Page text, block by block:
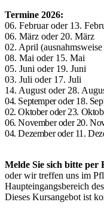
Termine 2026:
06. Februar oder 13.
06. März oder 20. März
02. April
08. Mai oder 15. Mai
05. Juni oder 19. Juni
03. Juli oder 17. Juli
14. August oder 28.
04. Septemper oder 18.
02. Oktober oder 23.
06. November oder 20.
04. Dezember oder 11.
Melde Sie sich bitte per
oder wir treffen uns im
Haupteingangsbereich
Dieses Kursangebot ist